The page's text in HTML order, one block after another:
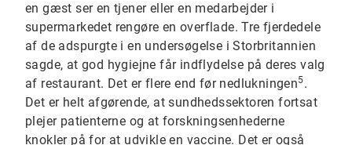
en gæst ser en tjener eller en medarbejder i
supermarkedet rengøre en overflade. Tre fjerdedele
af de adspurgte i en undersøgelse i Storbritannien
sagde, at god hygiejne får indflydelse på deres valg
af restaurant. Det er flere end før nedlukningen5.
Det er helt afgørende, at sundhedssektoren fortsat
plejer patienterne og at forskningsenhederne
knokler på for at udvikle en vaccine. Det er også